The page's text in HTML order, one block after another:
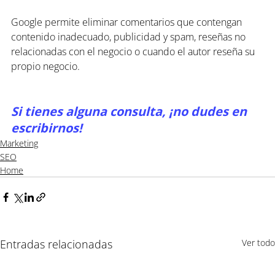
Google permite eliminar comentarios que contengan
contenido inadecuado, publicidad y spam, reseñas no
relacionadas con el negocio o cuando el autor reseña su
propio negocio.
Si tienes alguna consulta, ¡no dudes en
escribirnos!
Marketing
SEO
Home
Entradas relacionadas Ver todo